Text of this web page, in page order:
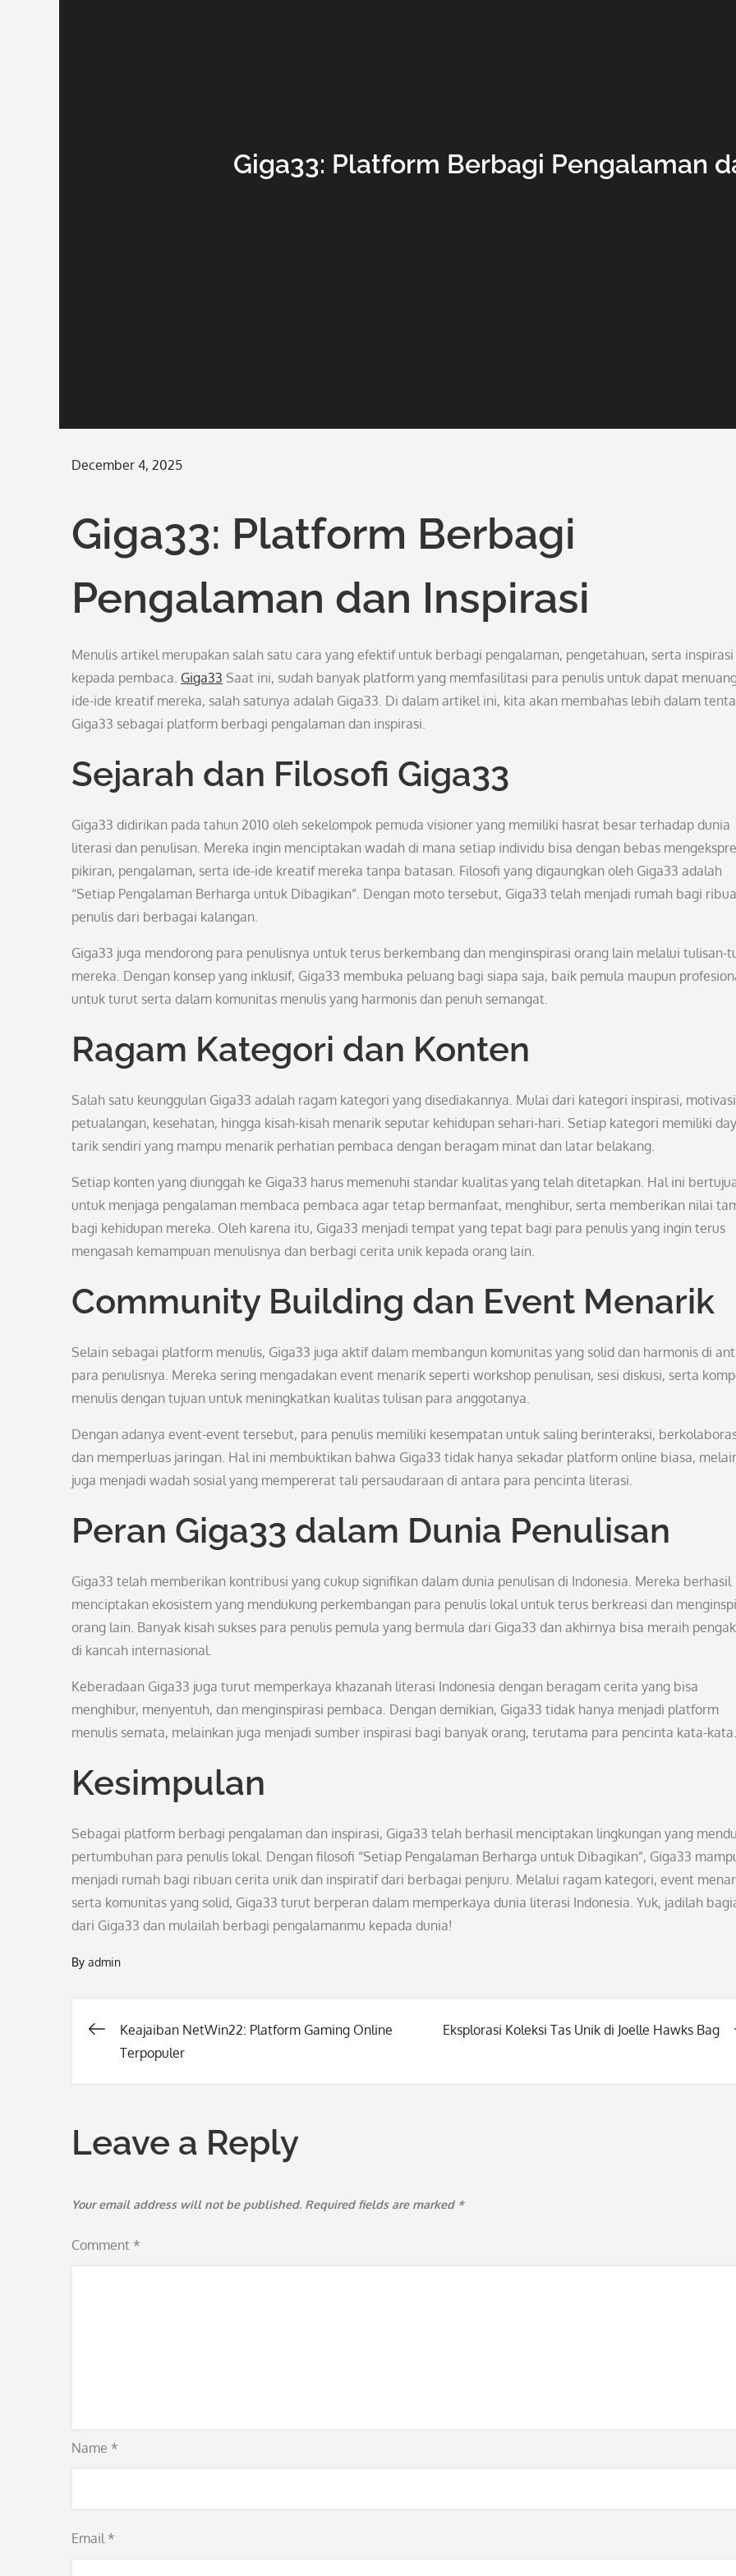
Giga33: Platform Berbagi Pengalaman
Posted
December 4, 2025
Giga33: Platform Berbagi
Pengalaman dan Inspirasi
Menulis artikel merupakan salah satu cara yang efektif untuk berbagi pengalaman, pengetahuan, serta inspirasi
kepada pembaca. Giga33 Saat ini, sudah banyak platform yang memfasilitasi para penulis untuk dapat
ide-ide kreatif mereka, salah satunya adalah Giga33. Di dalam artikel ini, kita akan membahas lebih dalam
Giga33 sebagai platform berbagi pengalaman dan inspirasi.
Sejarah dan Filosofi Giga33
Giga33 didirikan pada tahun 2010 oleh sekelompok pemuda visioner yang memiliki hasrat besar terhadap dunia
literasi dan penulisan. Mereka ingin menciptakan wadah di mana setiap individu bisa dengan bebas
pikiran, pengalaman, serta ide-ide kreatif mereka tanpa batasan. Filosofi yang digaungkan oleh Giga33 adalah
“Setiap Pengalaman Berharga untuk Dibagikan”. Dengan moto tersebut, Giga33 telah menjadi rumah bagi
penulis dari berbagai kalangan.
Giga33 juga mendorong para penulisnya untuk terus berkembang dan menginspirasi orang lain melalui tulisan-
mereka. Dengan konsep yang inklusif, Giga33 membuka peluang bagi siapa saja, baik pemula maupun
untuk turut serta dalam komunitas menulis yang harmonis dan penuh semangat.
Ragam Kategori dan Konten
Salah satu keunggulan Giga33 adalah ragam kategori yang disediakannya. Mulai dari kategori inspirasi,
petualangan, kesehatan, hingga kisah-kisah menarik seputar kehidupan sehari-hari. Setiap kategori memiliki
tarik sendiri yang mampu menarik perhatian pembaca dengan beragam minat dan latar belakang.
Setiap konten yang diunggah ke Giga33 harus memenuhi standar kualitas yang telah ditetapkan. Hal ini
untuk menjaga pengalaman membaca pembaca agar tetap bermanfaat, menghibur, serta memberikan nilai
bagi kehidupan mereka. Oleh karena itu, Giga33 menjadi tempat yang tepat bagi para penulis yang ingin terus
mengasah kemampuan menulisnya dan berbagi cerita unik kepada orang lain.
Community Building dan Event Menarik
Selain sebagai platform menulis, Giga33 juga aktif dalam membangun komunitas yang solid dan harmonis di
para penulisnya. Mereka sering mengadakan event menarik seperti workshop penulisan, sesi diskusi, serta
menulis dengan tujuan untuk meningkatkan kualitas tulisan para anggotanya.
Dengan adanya event-event tersebut, para penulis memiliki kesempatan untuk saling berinteraksi,
dan memperluas jaringan. Hal ini membuktikan bahwa Giga33 tidak hanya sekadar platform online biasa,
juga menjadi wadah sosial yang mempererat tali persaudaraan di antara para pencinta literasi.
Peran Giga33 dalam Dunia Penulisan
Giga33 telah memberikan kontribusi yang cukup signifikan dalam dunia penulisan di Indonesia. Mereka berhasil
menciptakan ekosistem yang mendukung perkembangan para penulis lokal untuk terus berkreasi dan
orang lain. Banyak kisah sukses para penulis pemula yang bermula dari Giga33 dan akhirnya bisa meraih
di kancah internasional.
Keberadaan Giga33 juga turut memperkaya khazanah literasi Indonesia dengan beragam cerita yang bisa
menghibur, menyentuh, dan menginspirasi pembaca. Dengan demikian, Giga33 tidak hanya menjadi platform
menulis semata, melainkan juga menjadi sumber inspirasi bagi banyak orang, terutama para pencinta kata-kata.
Kesimpulan
Sebagai platform berbagi pengalaman dan inspirasi, Giga33 telah berhasil menciptakan lingkungan yang
pertumbuhan para penulis lokal. Dengan filosofi “Setiap Pengalaman Berharga untuk Dibagikan”, Giga33
menjadi rumah bagi ribuan cerita unik dan inspiratif dari berbagai penjuru. Melalui ragam kategori, event
serta komunitas yang solid, Giga33 turut berperan dalam memperkaya dunia literasi Indonesia. Yuk, jadilah
dari Giga33 dan mulailah berbagi pengalamanmu kepada dunia!
By admin
Post
Keajaiban NetWin22: Platform Gaming Online
Terpopuler
Eksplorasi Koleksi Tas Unik di Joelle Hawks Bag
Leave a Reply
Your email address will not be published. Required fields are marked *
Comment *
Name *
Email *